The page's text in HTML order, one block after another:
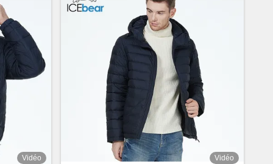
Vidéo Vidéo